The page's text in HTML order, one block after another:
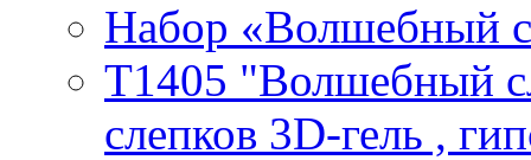
Набор «Волшебный
T1405 "Волшебный
слепков 3D-гель ,